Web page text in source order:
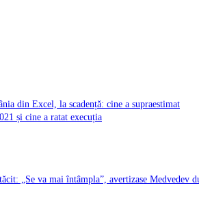
din Excel, la scadență: cine a supraestimat
și cine a ratat execuția
„Se va mai întâmpla”, avertizase Medvedev